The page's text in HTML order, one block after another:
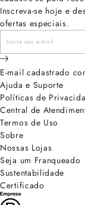
Inscreva-se hoje e
ofertas especiais.
E-mail cadastrado
Ajuda e Suporte
Políticas de
Central de
Termos de Uso
Sobre
Nossas Lojas
Seja um Franqueado
Sustentabilidade
Certificado